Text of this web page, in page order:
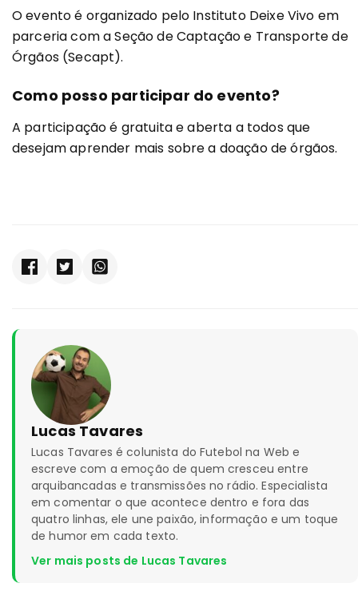
O evento é organizado pelo Instituto Deixe Vivo em
parceria com a Seção de Captação e Transporte de
Órgãos (Secapt).
Como posso participar do evento?
A participação é gratuita e aberta a todos que
desejam aprender mais sobre a doação de órgãos.
Lucas Tavares
Lucas Tavares é colunista do Futebol na Web e
escreve com a emoção de quem cresceu entre
arquibancadas e transmissões no rádio. Especialista
em comentar o que acontece dentro e fora das
quatro linhas, ele une paixão, informação e um toque
de humor em cada texto.
Ver mais posts de Lucas Tavares